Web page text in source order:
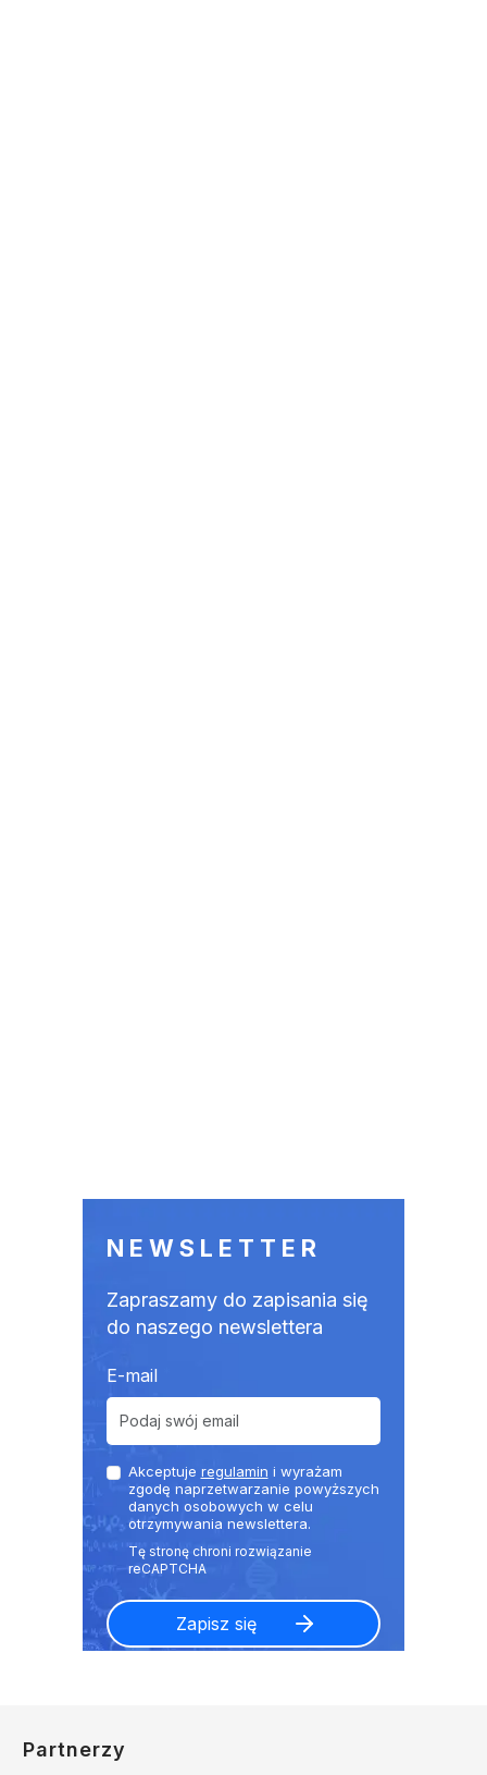
NEWSLETTER
Zapraszamy do zapisania się
do naszego newslettera
E-mail
Akceptuje regulamin i wyrażam
zgodę naprzetwarzanie powyższych
danych osobowych w celu
otrzymywania newslettera.
Partnerzy